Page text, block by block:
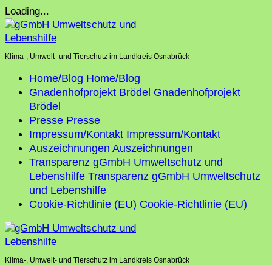
Skip
to
content
Loading...
Klima-, Umwelt- und Tierschutz im Landkreis Osnabrück
Home/Blog Home/Blog
Gnadenhofprojekt Brödel Gnadenhofprojekt
Brödel
Presse Presse
Impressum/Kontakt Impressum/Kontakt
Auszeichnungen Auszeichnungen
Transparenz gGmbH Umweltschutz und
Lebenshilfe Transparenz gGmbH Umweltschutz
und Lebenshilfe
Cookie-Richtlinie (EU) Cookie-Richtlinie (EU)
Klima-, Umwelt- und Tierschutz im Landkreis Osnabrück